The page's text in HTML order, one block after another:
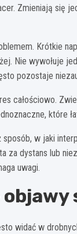
Zmieniają się
Krótkie
Nie wywołuje
pozostaje
całościowo.
które
w jaki
za dystans lub
uwagi.
widać w